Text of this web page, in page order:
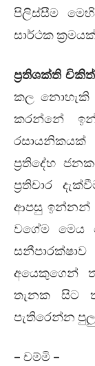
පිලිස්සීම
සාර්ථක
ප්‍රතිශක්ති
කල නොහැකි
කරන්නේ
ප්‍රතිදේහ
ප්‍රතිචාර
ආපසු ඉන්නන්
වගේම මෙය
අයෙකුගෙන්
තැනක සිට
පැතිරෙන්න
– චම්මි –